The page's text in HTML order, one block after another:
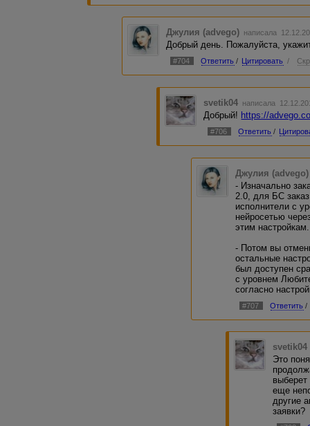
Джулия (advego) написала
Добрый день. Пожалуйста,
#704 Ответить / Цитировать /
svetik04 написала
Добрый! https://
#706 Ответить /
Джулия (advego)
- Изначально
2.0, для БС заказ
исполнители с
нейросетью
этим настройкам.
- Потом вы
остальные
был доступен
с уровнем
согласно
#707 Ответить /
svetik04
Это
еще
другие
заявки?